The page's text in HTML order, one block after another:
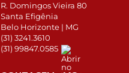
R. Domingos Vieira 80
Santa Efigênia
Belo Horizonte | MG
(31) 3241.3610
(31) 99847.0585